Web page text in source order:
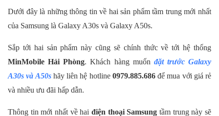
Dưới đây là những thông tin về hai sản phẩm tầm trung mới nhất
của Samsung là Galaxy A30s và Galaxy A50s.
Sắp tới hai sản phẩm này cũng sẽ chính thức về tới hệ thống
MinMobile Hải Phòng.Khách hàng muốn đặt trước Galaxy
A30s và A50shãy liên hệ hotline 0979.885.686để mua với giá rẻ
và nhiều ưu đãi hấp dẫn.
Thông tin mới nhất về hai điện thoại Samsung tầm trung này sẽ